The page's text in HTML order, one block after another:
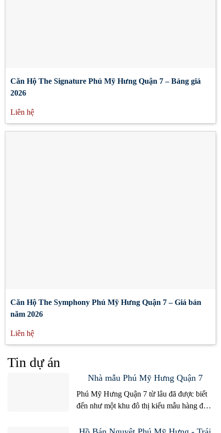
Căn Hộ The Signature Phú Mỹ Hưng Quận 7 – Bảng giá
2026
Liên hệ
Căn Hộ The Symphony Phú Mỹ Hưng Quận 7 – Giá bán
năm 2026
Liên hệ
Tin dự án
Nhà mẫu Phú Mỹ Hưng Quận 7
Phú Mỹ Hưng Quận 7 từ lâu đã được biết
đến như một khu đô thị kiểu mẫu hàng đầu
hoạch hiện đại, không gian xanh sạch và